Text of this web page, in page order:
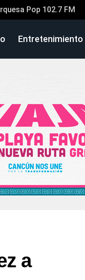
Pop 102.7 FM
Entretenimiento
a